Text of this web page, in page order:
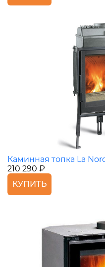
Каминная топка La
210 290 ₽
КУПИТЬ